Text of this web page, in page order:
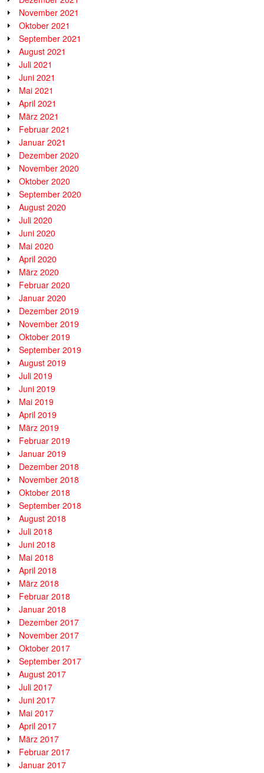
November 2021
Oktober 2021
September 2021
August 2021
Juli 2021
Juni 2021
Mai 2021
April 2021
März 2021
Februar 2021
Januar 2021
Dezember 2020
November 2020
Oktober 2020
September 2020
August 2020
Juli 2020
Juni 2020
Mai 2020
April 2020
März 2020
Februar 2020
Januar 2020
Dezember 2019
November 2019
Oktober 2019
September 2019
August 2019
Juli 2019
Juni 2019
Mai 2019
April 2019
März 2019
Februar 2019
Januar 2019
Dezember 2018
November 2018
Oktober 2018
September 2018
August 2018
Juli 2018
Juni 2018
Mai 2018
April 2018
März 2018
Februar 2018
Januar 2018
Dezember 2017
November 2017
Oktober 2017
September 2017
August 2017
Juli 2017
Juni 2017
Mai 2017
April 2017
März 2017
Februar 2017
Januar 2017